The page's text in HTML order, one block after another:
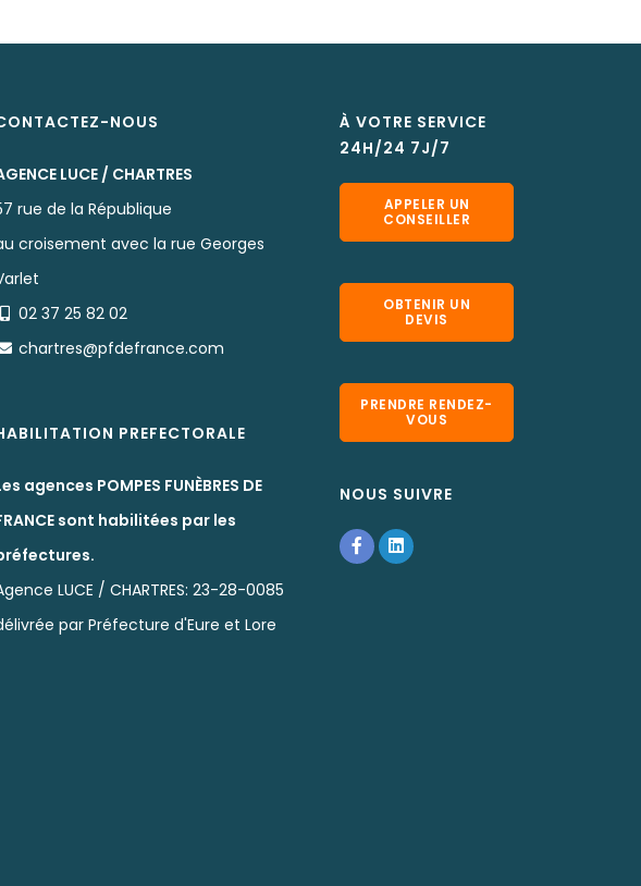
NOUS
LUCE / CHARTRES
rue de la République
croisement avec la rue Georges
02 37 25 82 02
chartres@pfdefrance.com
PREFECTORALE
agences POMPES FUNÈBRES DE
sont habilitées par les
LUCE / CHARTRES: 23-28-0085
par Préfecture d'Eure et Lore
À VOTRE SERVICE
24H/24 7J/7
APPELER UN
CONSEILLER
OBTENIR UN
DEVIS
PRENDRE RENDEZ-
VOUS
NOUS SUIVRE